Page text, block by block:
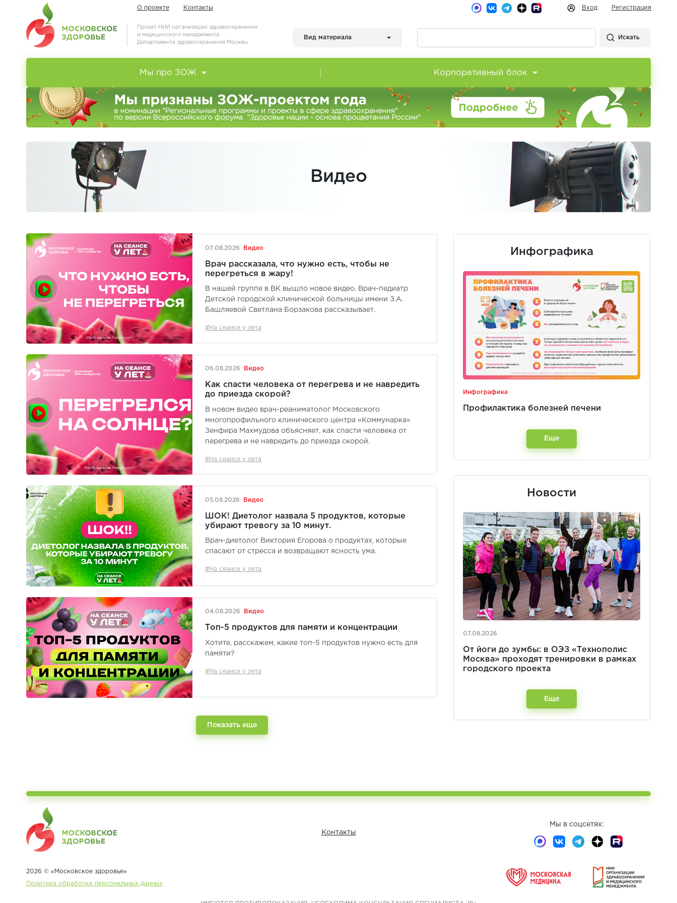
Проект НИИ организации здравоохранения
и медицинского менеджмента
Департамента здравоохранения Москвы
О проекте Контакты Вход Регистрация
Вид материала Искать
Мы про ЗОЖ Корпоративный блок
Видео
07.08.2026 Видео
Врач рассказала, что нужно есть, чтобы не
перегреться в жару!
В нашей группе в ВК вышло новое видео. Врач-педиатр
Детской городской клинической больницы имени З.А.
Башляевой Светлана Борзакова рассказывает.
#На сеансе у лета
06.08.2026 Видео
Как спасти человека от перегрева и не навредить
до приезда скорой?
В новом видео врач-реаниматолог Московского
многопрофильного клинического центра «Коммунарка»
Зенфира Махмудова объясняет, как спасти человека от
перегрева и не навредить до приезда скорой.
#На сеансе у лета
05.08.2026 Видео
ШОК! Диетолог назвала 5 продуктов, которые
убирают тревогу за 10 минут.
Врач-диетолог Виктория Егорова о продуктах, которые
спасают от стресса и возвращают ясность ума.
#На сеансе у лета
04.08.2026 Видео
Топ-5 продуктов для памяти и концентрации
Хотите, расскажем, какие топ-5 продуктов нужно есть для
памяти?
#На сеансе у лета
Показать еще
Инфографика
Инфографика
Профилактика болезней печени
Еще
Новости
07.08.2026
От йоги до зумбы: в ОЭЗ «Технополис
Москва» проходят тренировки в рамках
городского проекта
Еще
Контакты
Мы в соцсетях:
2026 © «Московское здоровье»
Политика обработки персональных данных